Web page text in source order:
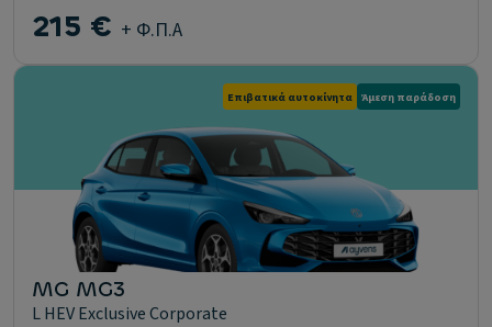
215 € + Φ.Π.Α
Επιβατικά αυτοκίνητα Άμεση παράδοση
MG MG3
L HEV Exclusive Corporate